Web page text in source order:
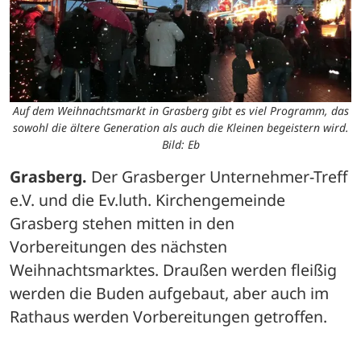
Auf dem Weihnachtsmarkt in Grasberg gibt es viel Programm, das
sowohl die ältere Generation als auch die Kleinen begeistern wird.
Bild: Eb
Grasberg. Der Grasberger Unternehmer-Treff
e.V. und die Ev.luth. Kirchengemeinde
Grasberg stehen mitten in den
Vorbereitungen des nächsten
Weihnachtsmarktes. Draußen werden fleißig
werden die Buden aufgebaut, aber auch im
Rathaus werden Vorbereitungen getroffen.